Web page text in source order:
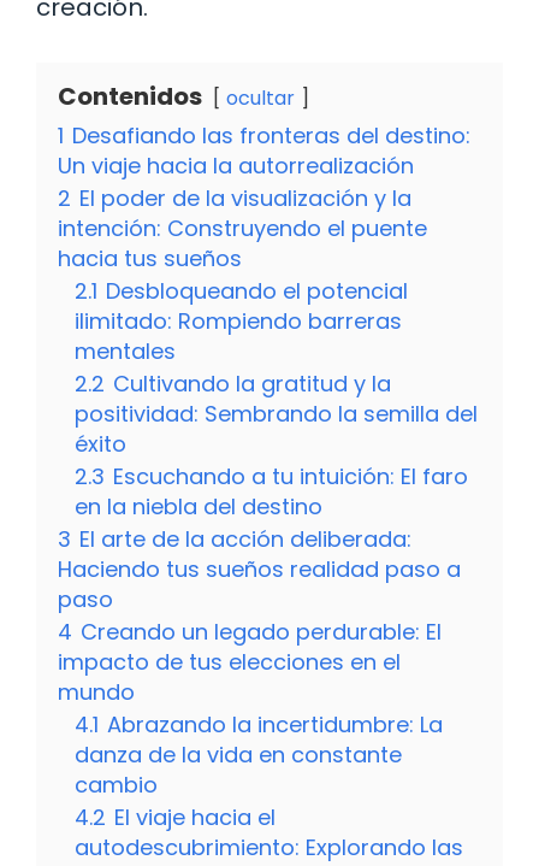
creación.
Contenidos ocultar
1 Desafiando las fronteras del destino:
Un viaje hacia la autorrealización
2 El poder de la visualización y la
intención: Construyendo el puente
hacia tus sueños
2.1 Desbloqueando el potencial
ilimitado: Rompiendo barreras
mentales
2.2 Cultivando la gratitud y la
positividad: Sembrando la semilla del
éxito
2.3 Escuchando a tu intuición: El faro
en la niebla del destino
3 El arte de la acción deliberada:
Haciendo tus sueños realidad paso a
paso
4 Creando un legado perdurable: El
impacto de tus elecciones en el
mundo
4.1 Abrazando la incertidumbre: La
danza de la vida en constante
cambio
4.2 El viaje hacia el
autodescubrimiento: Explorando las